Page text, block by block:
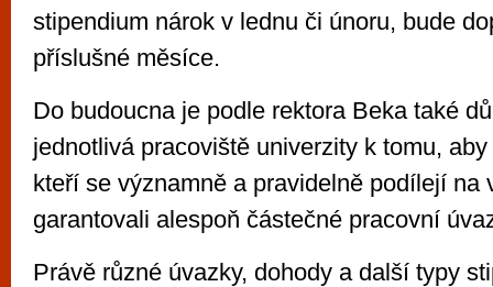
stipendium nárok v lednu či únoru, bude
příslušné měsíce.
Do budoucna je podle rektora Beka také
jednotlivá pracoviště univerzity k tomu,
kteří se významně a pravidelně podílejí na
garantovali alespoň částečné pracovní
Právě různé úvazky, dohody a další typy